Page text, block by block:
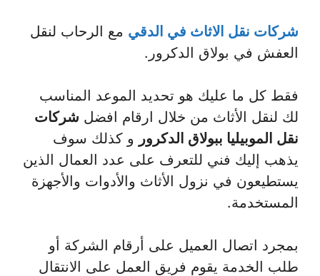
شركات نقل الاثاث في الدقي مع الرحاب لنقل
العفش في بولاق الدكرور.
فقط كل ما عليك هو تحديد الموعد المناسب
لك لنقل الأثاث من خلال ارقام افضل شركات
نقل الموبيليا ببولاق الدكرور و كذلك سوف
يذهب إليك فني للتعرف على عدد العمال الذين
يستطيعون في نزول الأثاث والأدوات والأجهزة
المستخدمة.
بمجرد اتصال العميل على أرقام الشركة أو
طلب الخدمة يقوم فريق العمل على الانتقال